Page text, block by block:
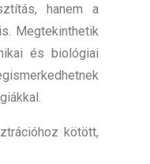
hanem a
Megtekinthetik
és biológiai
kötött,